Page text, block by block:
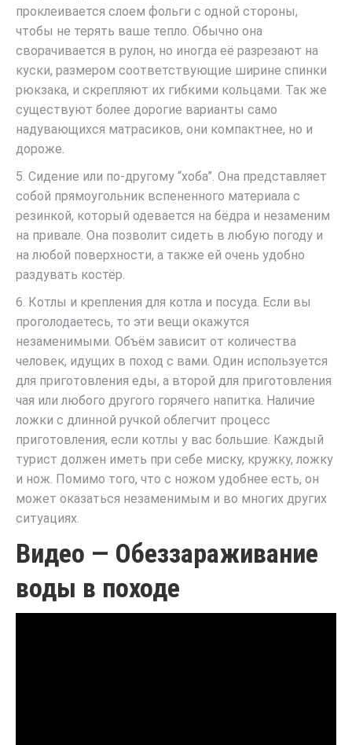
проклеивается слоем фольги с одной стороны,
чтобы не терять ваше тепло. Обычно она
сворачивается в рулон, но иногда её разрезают на
куски, размером соответствующие ширине спинки
рюкзака, и скрепляют их гибкими кольцами. Так же
существуют более дорогие варианты само
надувающихся матрасиков, они компактнее, но и
дороже.
5. Сидение или по-другому “хоба”. Она представляет
собой прямоугольник вспененного материала с
резинкой, который одевается на бёдра и незаменим
на привале. Она позволит сидеть в любую погоду и
на любой поверхности, а также ей очень удобно
раздувать костёр.
6. Котлы и крепления для котла и посуда. Если вы
проголодаетесь, то эти вещи окажутся
незаменимыми. Объём зависит от количества
человек, идущих в поход с вами. Один используется
для приготовления еды, а второй для приготовления
чая или любого другого горячего напитка. Наличие
ложки с длинной ручкой облегчит процесс
приготовления, если котлы у вас большие. Каждый
турист должен иметь при себе миску, кружку, ложку
и нож. Помимо того, что с ножом удобнее есть, он
может оказаться незаменимым и во многих других
ситуациях.
Видео — Обеззараживание
воды в походе